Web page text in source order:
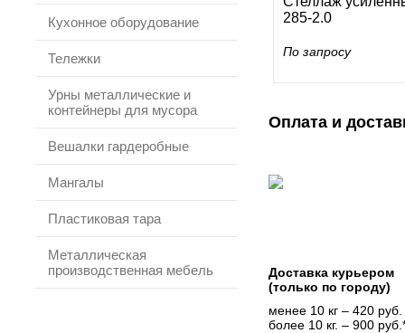
Кухонное оборудование
Тележки
Урны металлические и
контейнеры для мусора
Вешалки гардеробные
Мангалы
Пластиковая тара
Металлическая
производственная мебель
285-2.0
По запросу
Оплата и
Доставка курьером
(только по городу)
менее 10 кг – 420 руб.
более 10 кг. – 900